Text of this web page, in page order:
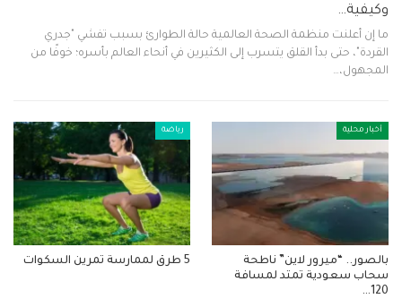
وكيفية…
ما إن أعلنت منظمة الصحة العالمية حالة الطوارئ بسبب تفشي "جدري
القردة"، حتى بدأ القلق يتسرب إلى الكثيرين في أنحاء العالم بأسره؛ خوفًا من
المجهول،…
أخبار محلية
بالصور.. “ميرور لاين” ناطحة
سحاب سعودية تمتد لمسافة
120…
رياضة
5 طرق لممارسة تمرين السكوات